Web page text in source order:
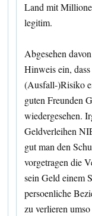
Land mit
legitim.
Abgesehen
Hinweis ein,
(Ausfall-)Risiko
guten Freunden
wiedergesehen.
Geldverleihen
gut man den
vorgetragen die
sein Geld einem
persoenliche
zu verlieren